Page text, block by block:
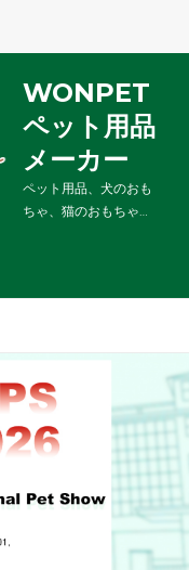
WONPET
ペット用品
メーカー
ペット用品、犬のおも
ちゃ、猫のおもちゃ…